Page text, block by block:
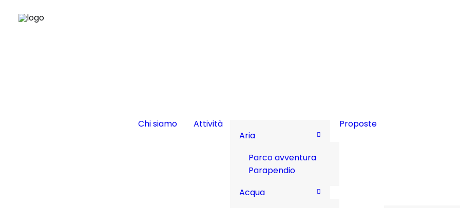
Chi siamo
Attività
Aria
Parco avventura
Parapendio
Acqua
Proposte